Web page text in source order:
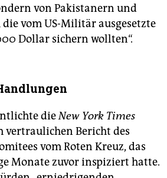
von Pakistanern und
vom US-Militär ausgesetzte
Dollar sichern wollten“.
dieNew York Times
vertraulichen Bericht des
vom Roten Kreuz, das
Monate zuvor inspiziert hatte.